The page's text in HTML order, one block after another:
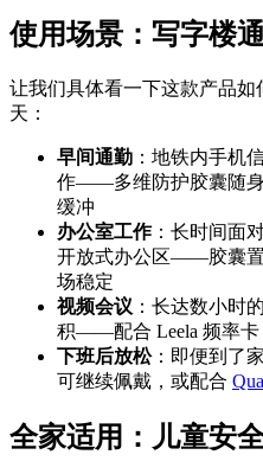
使用场景：写字楼
让我们具体看一下这款产品
天：
早间通勤 ：地铁内手机
作——多维防护胶囊随
缓冲
办公室工作：长时间面
开放式办公区——胶囊
场稳定
视频会议 ：长达数小时
积——配合 Leela 频率卡
下班后放松：即便到了
可继续佩戴，或配合
全家适用：儿童安